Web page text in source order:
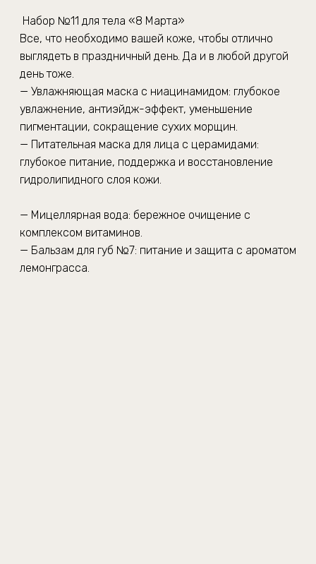
Набор №11 для тела «8 Марта»
Все, что необходимо вашей коже, чтобы отлично
выглядеть в праздничный день. Да и в любой другой
день тоже.
— Увлажняющая маска с ниацинамидом: глубокое
увлажнение, антиэйдж-эффект, уменьшение
пигментации, сокращение сухих морщин.
— Питательная маска для лица с церамидами:
глубокое питание, поддержка и восстановление
гидролипидного слоя кожи.
— Мицеллярная вода: бережное очищение с
комплексом витаминов.
— Бальзам для губ №7: питание и защита с ароматом
лемонграсса.